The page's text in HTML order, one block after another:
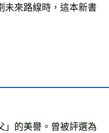
未來路線時，這本新書
」的美譽。曾被評選為